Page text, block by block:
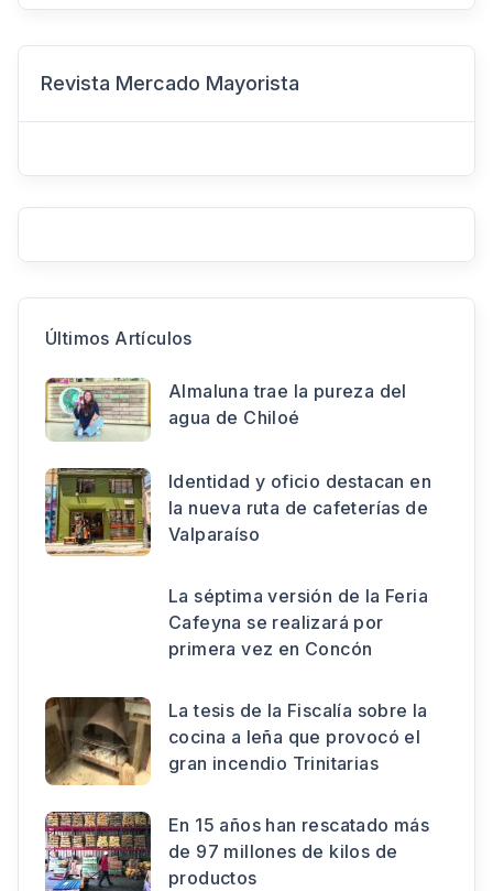
Revista Mercado Mayorista
Últimos Artículos
Almaluna trae la pureza del
agua de Chiloé
Identidad y oficio destacan en
la nueva ruta de cafeterías de
Valparaíso
La séptima versión de la Feria
Cafeyna se realizará por
primera vez en Concón
La tesis de la Fiscalía sobre la
cocina a leña que provocó el
gran incendio Trinitarias
En 15 años han rescatado más
de 97 millones de kilos de
productos